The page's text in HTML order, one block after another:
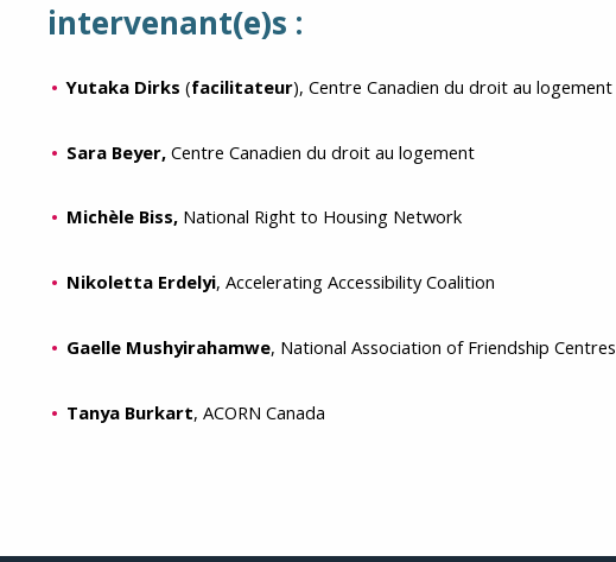
intervenant(e)s :
Yutaka Dirks (facilitateur), Centre Canadien du droit au logement
Sara Beyer,Centre Canadien du droit au logement
Michèle Biss,National Right to Housing Network
Nikoletta Erdelyi, Accelerating Accessibility Coalition
Gaelle Mushyirahamwe, National Association of Friendship Centres
Tanya Burkart, ACORN Canada